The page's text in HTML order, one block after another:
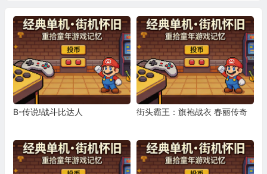
B-传说!战斗比达人 街头霸王：旗袍战衣 春丽传奇